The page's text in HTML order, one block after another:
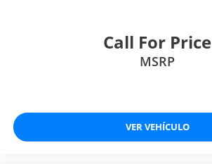
Call For Price
MSRP
VER VEHÍCULO